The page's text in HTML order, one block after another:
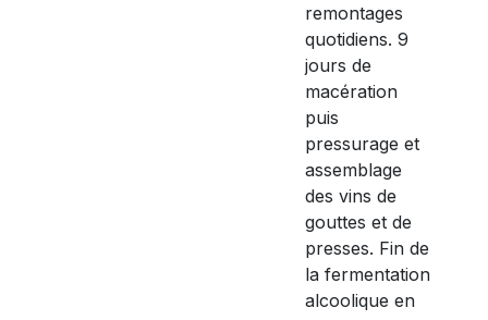
remontages
quotidiens. 9
jours de
macération
puis
pressurage et
assemblage
des vins de
gouttes et de
presses. Fin de
la fermentation
alcoolique en